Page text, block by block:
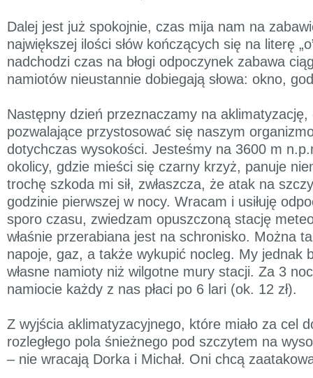
Dalej jest już spokojnie, czas mija nam na
największej ilości słów kończących się na literę
nadchodzi czas na błogi odpoczynek zabawa
namiotów nieustannie dobiegają słowa: okno,
Następny dzień przeznaczamy na aklimatyzację,
pozwalające przystosować się naszym
dotychczas wysokości. Jesteśmy na 3600 m
okolicy, gdzie mieści się czarny krzyż, panuje
trochę szkoda mi sił, zwłaszcza, że atak na
godzinie pierwszej w nocy. Wracam i usiłuję
sporo czasu, zwiedzam opuszczoną stację
właśnie przerabiana jest na schronisko. Można
napoje, gaz, a także wykupić nocleg. My jednak
własne namioty niż wilgotne mury stacji. Za 3
namiocie każdy z nas płaci po 6 lari (ok. 12 zł).
Z wyjścia aklimatyzacyjnego, które miało za cel
rozległego pola śnieżnego pod szczytem na
– nie wracają Dorka i Michał. Oni chcą